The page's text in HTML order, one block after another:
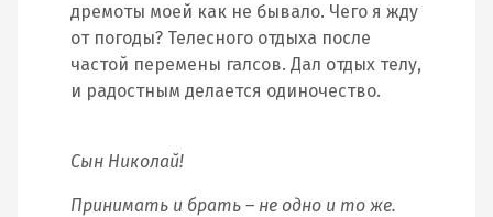
дремоты моей как не бывало. Чего я жду
от погоды? Телесного отдыха после
частой перемены галсов. Дал отдых телу,
и радостным делается одиночество.
Сын Николай!
Принимать и брать – не одно и то же.